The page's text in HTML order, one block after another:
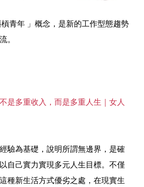
青年 」概念，是新的工作型態趨勢
。
是多重收入，而是多重人生｜女人
驗為基礎，說明所謂無邊界，是確
自己實力實現多元人生目標。不僅
種新生活方式優劣之處，在現實生